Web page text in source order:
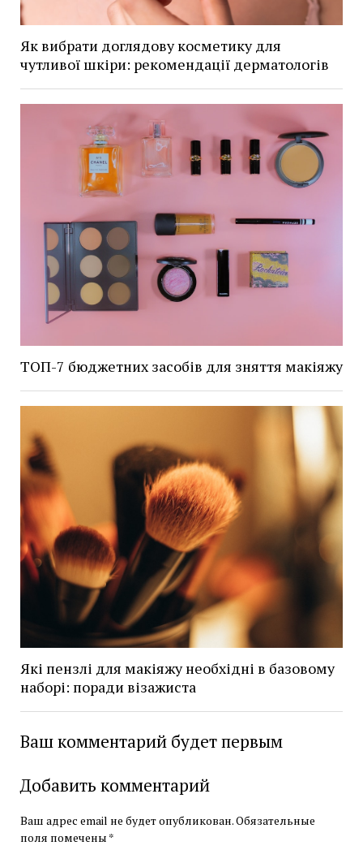
Як вибрати доглядову косметику для
чутливої шкіри: рекомендації дерматологів
ТОП-7 бюджетних засобів для зняття макіяжу
Які пензлі для макіяжу необхідні в базовому
наборі: поради візажиста
Ваш комментарий будет первым
Добавить комментарий
Ваш адрес email не будет опубликован.Обязательные
поля помечены *